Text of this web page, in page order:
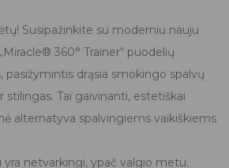
Susipažinkite su moderniu nauju
360° Trainer“ puodelių
pasižymintis drąsia smokingo spalvų
stilingas. Tai gaivinanti, estetiškai
alternatyva spalvingiems vaikiškiems
yra netvarkingi, ypač valgio metu.